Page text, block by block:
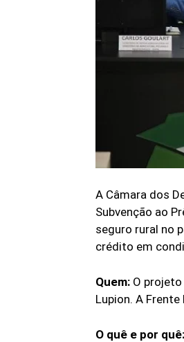
A Câmara dos
Subvenção ao
seguro rural no
crédito em
Quem: O
Lupion. A
O quê e por quê: